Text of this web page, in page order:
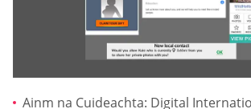
Ainm na Cuideachta: Digital